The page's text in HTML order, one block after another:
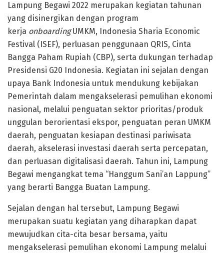
Lampung Begawi 2022 merupakan kegiatan tahunan
yang disinergikan dengan program
kerja onboardingUMKM, Indonesia Sharia Economic
Festival (ISEF), perluasan penggunaan QRIS, Cinta
Bangga Paham Rupiah (CBP), serta dukungan terhadap
Presidensi G20 Indonesia. Kegiatan ini sejalan dengan
upaya Bank Indonesia untuk mendukung kebijakan
Pemerintah dalam mengakselerasi pemulihan ekonomi
nasional, melalui penguatan sektor prioritas/produk
unggulan berorientasi ekspor, penguatan peran UMKM
daerah, penguatan kesiapan destinasi pariwisata
daerah, akselerasi investasi daerah serta percepatan,
dan perluasan digitalisasi daerah. Tahun ini, Lampung
Begawi mengangkat tema “Hanggum Sani’an Lappung”
yang berarti Bangga Buatan Lampung.
Sejalan dengan hal tersebut, Lampung Begawi
merupakan suatu kegiatan yang diharapkan dapat
mewujudkan cita-cita besar bersama, yaitu
mengakselerasi pemulihan ekonomi Lampung melalui